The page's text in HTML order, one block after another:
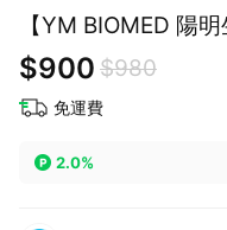
【YM BIOMED 陽
$900 $980
免運費
2.0%